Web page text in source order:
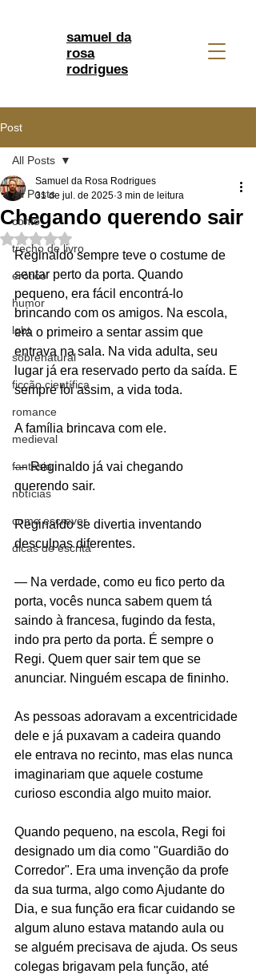
samuel da
rosa
rodrigues
Post
All Posts
conto
trecho de livro
erótico
humor
lgbt
sobrenatural
ficção científica
romance
medieval
fantasia
notícias
como escrever
dicas de escrita
All Posts
Chegando querendo sair
Samuel da Rosa Rodrigues
31 de jul. de 2025 3 min de leitura
Avaliado com NaN de 5 estrelas.
Reginaldo sempre teve o costume de
sentar perto da porta. Quando
pequeno, era fácil encontrá-lo
brincando com os amigos. Na escola,
era o primeiro a sentar assim que
entrava na sala. Na vida adulta, seu
lugar já era reservado perto da saída. E
sempre foi assim, a vida toda.
A família brincava com ele.
— Reginaldo já vai chegando
querendo sair.
Reginaldo se divertia inventando
desculpas diferentes.
— Na verdade, como eu fico perto da
porta, vocês nunca sabem quem tá
saindo à francesa, fugindo da festa,
indo pra perto da porta. É sempre o
Regi. Quem quer sair tem que se
anunciar. Ninguém escapa de fininho.
As pessoas adoravam a excentricidade
dele e já puxavam a cadeira quando
ele entrava no recinto, mas elas nunca
imaginariam que aquele costume
curioso escondia algo muito maior.
Quando pequeno, na escola, Regi foi
designado um dia como "Guardião do
Corredor". Era uma invenção da profe
da sua turma, algo como Ajudante do
Dia, e sua função era ficar cuidando se
algum aluno estava matando aula ou
se alguém precisava de ajuda. Os seus
colegas brigavam pela função, até